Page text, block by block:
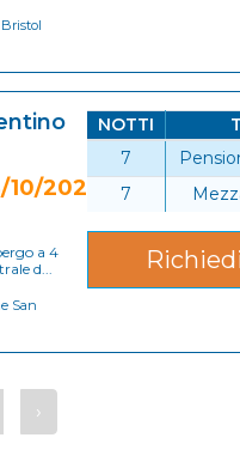
2026
a 4
d...
San
NOTTI
7
7
›